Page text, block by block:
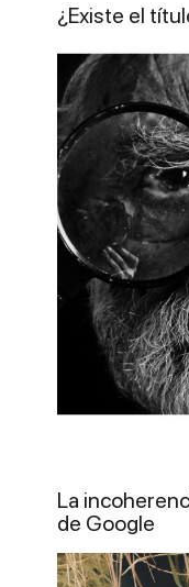
¿Existe el
La
de Google